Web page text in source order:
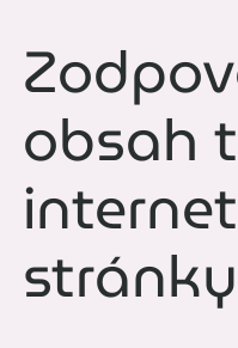
obsah
stránky